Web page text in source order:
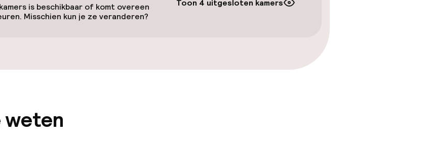
is beschikbaar of komt overeen
Misschien kun je ze veranderen?
Toon 4 uitgesloten kamers
weten